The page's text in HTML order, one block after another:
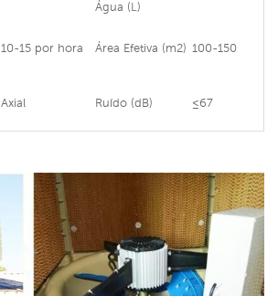
Água (L)
10-15 por hora Área Efetiva (m2) 100-150
Axial Ruído (dB) ≤67